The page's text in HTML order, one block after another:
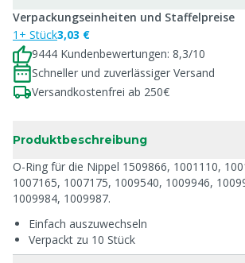
Verpackungseinheiten und Staffelpreise
1+ Stück3,03 €
9444 Kundenbewertungen: 8,3/10
Schneller und zuverlässiger Versand
Versandkostenfrei ab 250€
Produktbeschreibung
O-Ring für die Nippel 1509866, 1001110,
1007165, 1007175, 1009540, 1009946,
1009984, 1009987.
Einfach auszuwechseln
Verpackt zu 10 Stück